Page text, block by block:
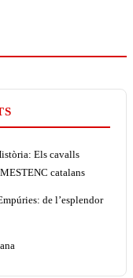
Els cavalls
catalans
de l’esplendor